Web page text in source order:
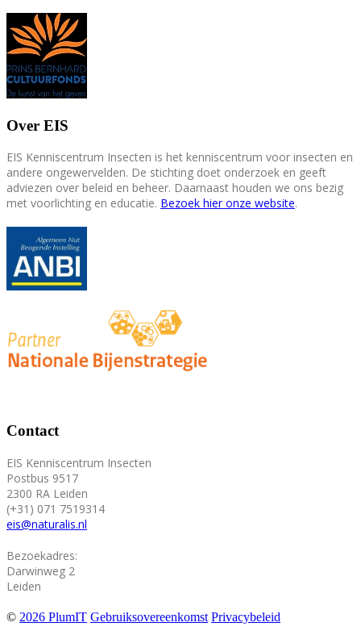
Over EIS
EIS Kenniscentrum Insecten is het kenniscentrum voor insecten en
andere ongewervelden. De stichting doet onderzoek en geeft
adviezen over beleid en beheer. Daarnaast houden we ons bezig
met voorlichting en educatie. Bezoek hier onze website.
Contact
EIS Kenniscentrum Insecten
Postbus 9517
2300 RA Leiden
(+31) 071 7519314
eis@naturalis.nl
Bezoekadres:
Darwinweg 2
Leiden
© 2026 PlumIT Gebruiksovereenkomst Privacybeleid